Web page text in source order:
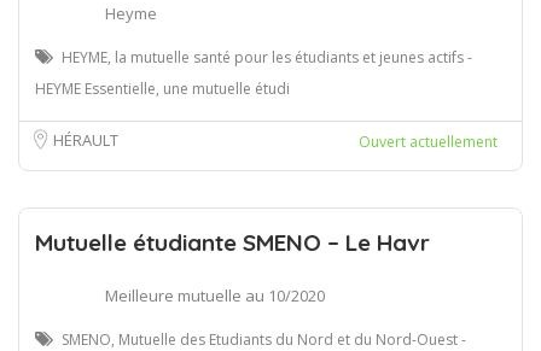
Heyme
HEYME, la mutuelle santé pour les étudiants et jeunes actifs -
HEYME Essentielle, une mutuelle étudi
HÉRAULT Ouvert actuellement
Mutuelle étudiante SMENO – Le Havr
Meilleure mutuelle au 10/2020
SMENO, Mutuelle des Etudiants du Nord et du Nord-Ouest -